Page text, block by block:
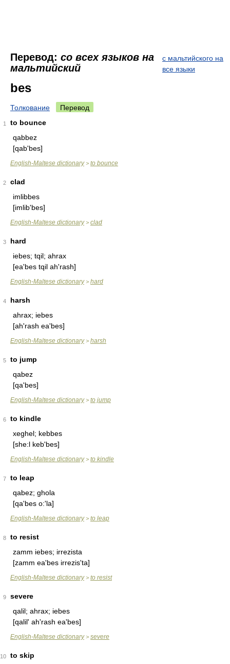
Перевод: со всех языков на
мальтийский
с мальтийского на
все языки
bes
Толкование Перевод
1
to bounce
qabbez
[qab'bes]
English-Maltese dictionary> to bounce
2
clad
imlibbes
[imlib'bes]
English-Maltese dictionary> clad
3
hard
iebes; tqil; ahrax
[ea'bes tqil ah'rash]
English-Maltese dictionary> hard
4
harsh
ahrax; iebes
[ah'rash ea'bes]
English-Maltese dictionary> harsh
5
to jump
qabez
[qa'bes]
English-Maltese dictionary> to jump
6
to kindle
xeghel; kebbes
[she:l keb'bes]
English-Maltese dictionary> to kindle
7
to leap
qabez; ghola
[qa'bes o:'la]
English-Maltese dictionary> to leap
8
to resist
zamm iebes; irrezista
[zamm ea'bes irrezis'ta]
English-Maltese dictionary> to resist
9
severe
qalil; ahrax; iebes
[qalil' ah'rash ea'bes]
English-Maltese dictionary> severe
10
to skip